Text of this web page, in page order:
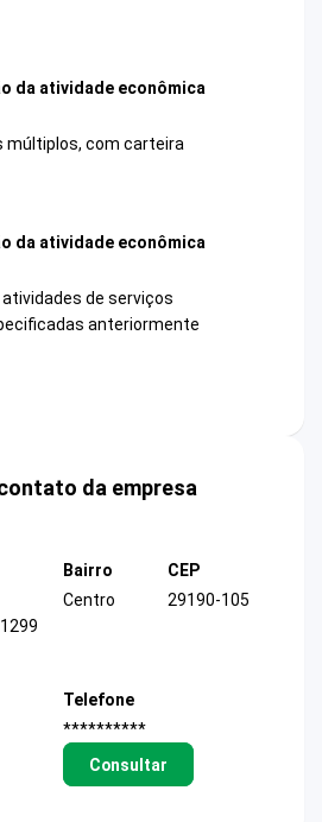
da atividade econômica
múltiplos, com carteira
da atividade econômica
de serviços
anteriormente
da empresa
Bairro
Centro
CEP
29190-105
Telefone
**********
Consultar